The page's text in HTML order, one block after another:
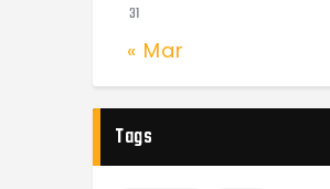
31
« Mar
Tags